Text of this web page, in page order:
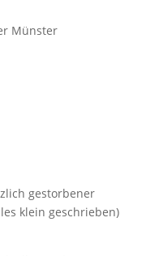
Münster
gestorbener
klein geschrieben)